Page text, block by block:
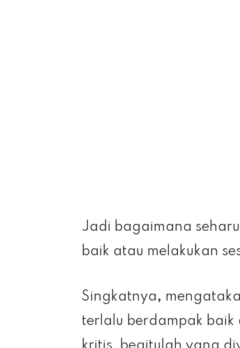
Jadi bagaimana
baik atau melakukan
Singkatnya ,
terlalu berdampak baik